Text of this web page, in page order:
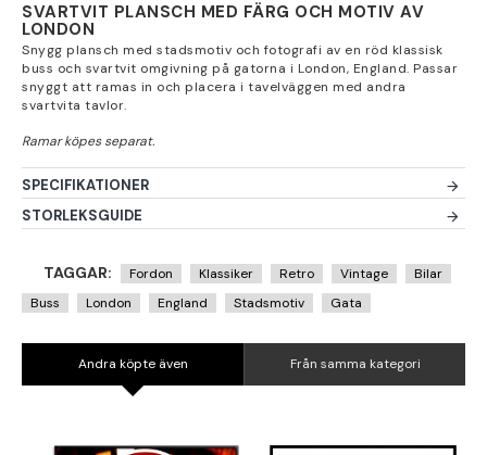
SVARTVIT PLANSCH MED FÄRG OCH MOTIV AV
LONDON
Snygg plansch med stadsmotiv och fotografi av en röd klassisk
buss och svartvit omgivning på gatorna i London, England. Passar
snyggt att ramas in och placera i tavelväggen med andra
svartvita tavlor.
SPECIFIKATIONER
STORLEKSGUIDE
TAGGAR: Fordon Klassiker Retro Vintage
Bilar
Buss
London England Stadsmotiv Gata
Andra köpte även Från samma kategori